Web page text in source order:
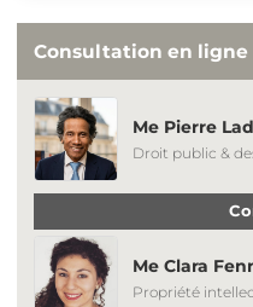
Consultation en ligne
Me Pierre
Droit public &
Me Clara
Propriété